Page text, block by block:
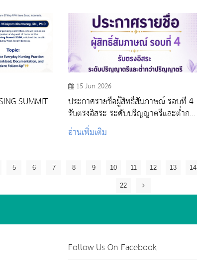
SUMMIT
15 Jun 2026
ประกาศรายชื่อผู้สิทธิ์สัมภาษณ์ รอบที่ 4
รับตรงอิสระ ระดับปริญญาตรีและต่ำกว่า
ปริญญาตรี ปีการศึกษา 2569
อ่านเพิ่มเติม
5 6 7 8 9 10 11 12 13 14
22
Follow Us On Facebook